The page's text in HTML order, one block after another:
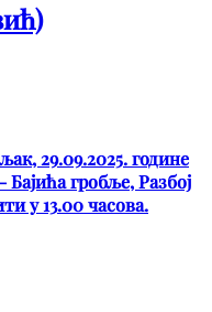
29.09.2025. године
гробље, Разбој
у 13.00 часова.